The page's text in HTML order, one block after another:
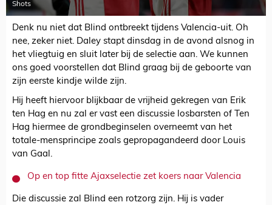
Shots
Denk nu niet dat Blind ontbreekt tijdens Valencia-uit. Oh
nee, zeker niet. Daley stapt dinsdag in de avond alsnog in
het vliegtuig en sluit later bij de selectie aan. We kunnen
ons goed voorstellen dat Blind graag bij de geboorte van
zijn eerste kindje wilde zijn.
Hij heeft hiervoor blijkbaar de vrijheid gekregen van Erik
ten Hag en nu zal er vast een discussie losbarsten of Ten
Hag hiermee de grondbeginselen overneemt van het
totale-mensprincipe zoals gepropagandeerd door Louis
van Gaal.
Op en top fitte Ajaxselectie zet koers naar Valencia
Die discussie zal Blind een rotzorg zijn. Hij is vader